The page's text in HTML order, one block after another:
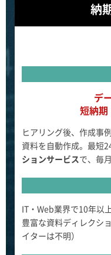
納
デ
短納期
ヒアリング後、作成事
資料を自動作成。最短
ションサービスで、毎
IT・Web業界で10年以
豊富な資料ディレクシ
イターは不明）